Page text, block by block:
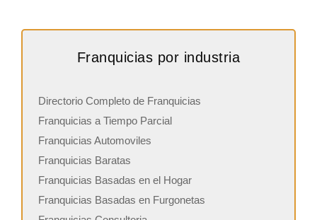
Franquicias por industria
Directorio Completo de Franquicias
Franquicias a Tiempo Parcial
Franquicias Automoviles
Franquicias Baratas
Franquicias Basadas en el Hogar
Franquicias Basadas en Furgonetas